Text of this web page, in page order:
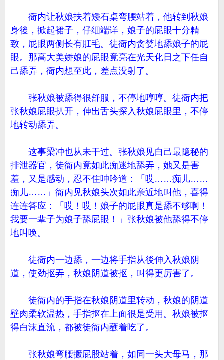
衙内让秋娘扶着矮石桌弯腰站着，他转到秋娘
身後，掀起裙子，仔细端详，娘子的屁眼十分精
致，屁眼两侧长有肛毛。徒衙内贪婪地舔娘子的屁
眼。那高大美娇娘的屁眼竟亮在光天化日之下任自
己舔弄，衙内想至此，差点没射了。
张秋娘被舔得很舒服，不停地哼哼。徒衙内把
张秋娘屁眼扒开，伸出舌头探入秋娘屁眼里，不停
地转动舔弄。
这事梁冲也从未干过。张秋娘见自己最隐秘的
排泄器官，徒衙内竟如此痴迷地舔弄，她又是害
羞，又是感动，忍不住呻吟道：「哎……痴儿……
痴儿……」衙内见秋娘头次如此亲近地叫他，喜得
连连答应：「哎！哎！娘子的屁眼真是舔不够啊！
我要一辈子为娘子舔屁眼！」张秋娘被他舔得不停
地叫唤。
徒衙内一边舔，一边将手指从後伸入秋娘阴
道，使劲抠弄，秋娘阴道被抠，叫得更厉害了。
徒衙内的手指在秋娘阴道里转动，秋娘的阴道
壁肉柔软温热，手指抠在上面很是受用。秋娘被抠
得白沫直流，都被徒衙内蘸着吃了。
张秋娘弯腰撅屁股站着，如同一头大母马，那